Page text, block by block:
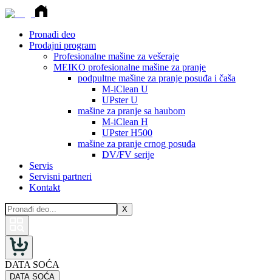
Pronađi deo
Prodajni program
Profesionalne mašine za vešeraje
MEIKO profesionalne mašine za pranje
podpultne mašine za pranje posuđa i čaša
M-iClean U
UPster U
mašine za pranje sa haubom
M-iClean H
UPster H500
mašine za pranje crnog posuđa
DV/FV serije
Servis
Servisni partneri
Kontakt
X
DATA SOĆA
DATA SOĆA